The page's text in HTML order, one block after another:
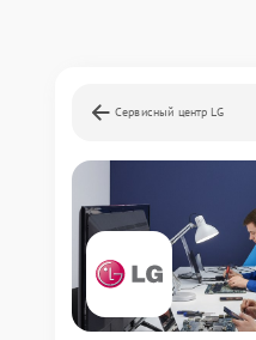
Сервисный центр LG